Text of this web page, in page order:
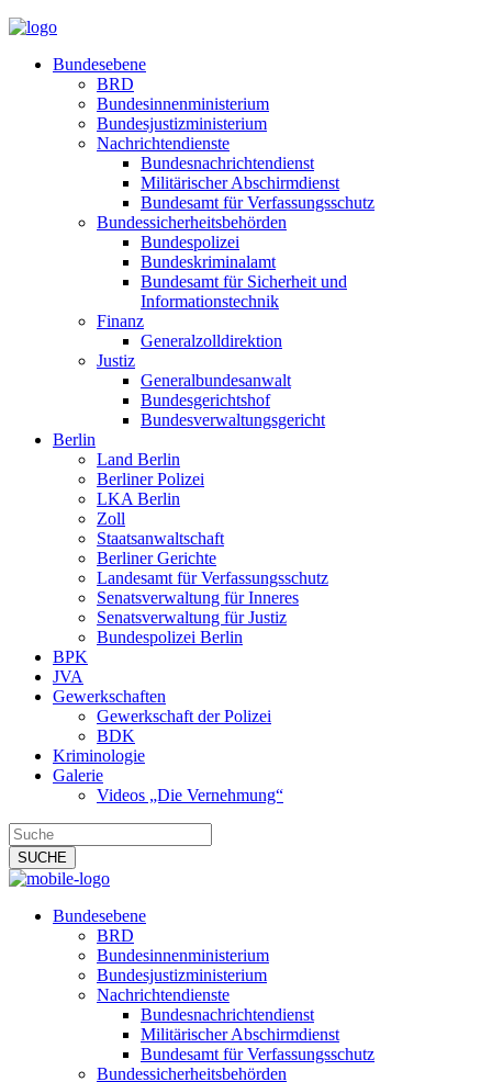
Bundesebene
BRD
Bundesinnenministerium
Bundesjustizministerium
Nachrichtendienste
Bundesnachrichtendienst
Militärischer Abschirmdienst
Bundesamt für Verfassungsschutz
Bundessicherheitsbehörden
Bundespolizei
Bundeskriminalamt
Bundesamt für Sicherheit und
Informationstechnik
Finanz
Generalzolldirektion
Justiz
Generalbundesanwalt
Bundesgerichtshof
Bundesverwaltungsgericht
Berlin
Land Berlin
Berliner Polizei
LKA Berlin
Zoll
Staatsanwaltschaft
Berliner Gerichte
Landesamt für Verfassungsschutz
Senatsverwaltung für Inneres
Senatsverwaltung für Justiz
Bundespolizei Berlin
BPK
JVA
Gewerkschaften
Gewerkschaft der Polizei
BDK
Kriminologie
Galerie
Videos „Die Vernehmung“
Bundesebene
BRD
Bundesinnenministerium
Bundesjustizministerium
Nachrichtendienste
Bundesnachrichtendienst
Militärischer Abschirmdienst
Bundesamt für Verfassungsschutz
Bundessicherheitsbehörden